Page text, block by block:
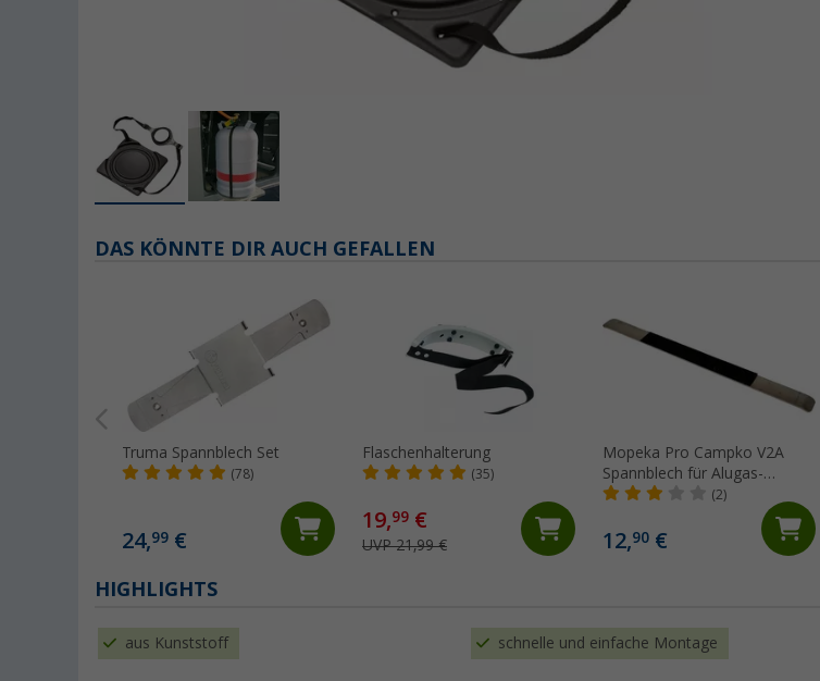
DAS KÖNNTE DIR AUCH GEFALLEN
Truma Spannblech Set
(78)
24,99 €
Flaschenhalterung
(35)
19,99 €
UVP 21,99 €
Mopeka Pro Campko V2A
Spannblech für Alugas-
Flaschen
(2)
12,90 €
HIGHLIGHTS
aus Kunststoff schnelle und einfache Montage